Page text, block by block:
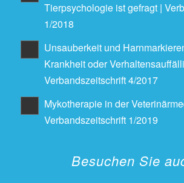
Tierpsychologie ist gefragt |
1/2018
Unsauberkeit und
Krankheit oder
Verbandszeitschrift 4/2017
Mykotherapie in der
Verbandszeitschrift 1/2019
Besuchen Sie